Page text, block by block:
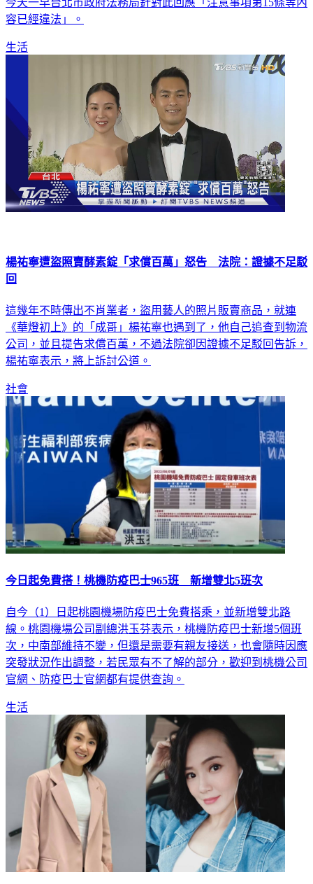
今天一早台北市政府法務局針對此回應「注意事項第15條等內
容已經違法」。
生活
楊祐寧遭盜照賣酵素錠「求償百萬」怒告 法院：證據不足駁
回
這幾年不時傳出不肖業者，盜用藝人的照片販賣商品，就連
《華燈初上》的「成哥」楊祐寧也遇到了，他自己追查到物流
公司，並且提告求償百萬，不過法院卻因證據不足駁回告訴，
楊祐寧表示，將上訴討公道。
社會
今日起免費搭！桃機防疫巴士965班 新增雙北5班次
自今（1）日起桃園機場防疫巴士免費搭乘，並新增雙北路
線。桃園機場公司副總洪玉芬表示，桃機防疫巴士新增5個班
次，中南部維持不變，但還是需要有親友接送，也會隨時因應
突發狀況作出調整，若民眾有不了解的部分，歡迎到桃機公司
官網、防疫巴士官網都有提供查詢。
生活